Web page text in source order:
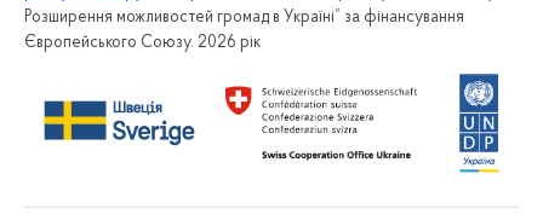
Розширення можливостей громад в Україні” за фінансування
Європейського Союзу. 2026 рік